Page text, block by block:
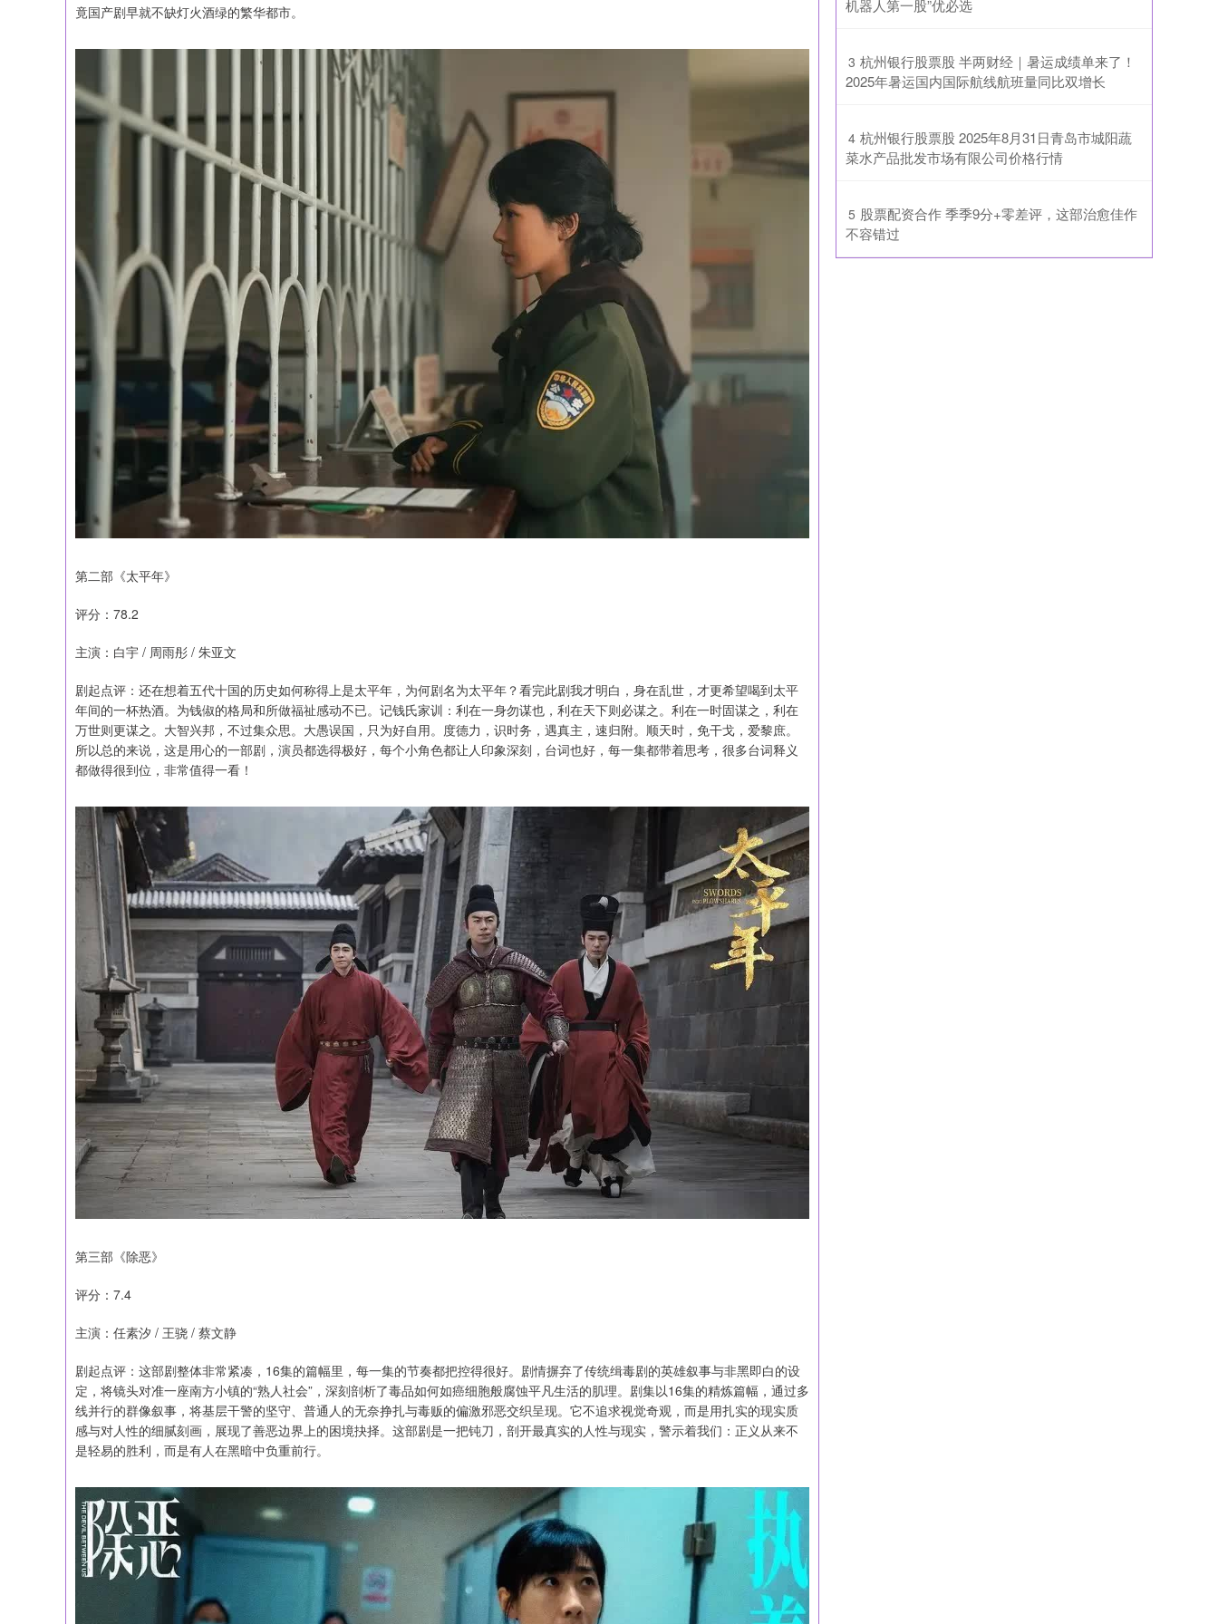
竟国产剧早就不缺灯火酒绿的繁华都市。
第二部《太平年》
评分：78.2
主演：白宇 / 周雨彤 / 朱亚文
剧起点评：还在想着五代十国的历史如何称得上是太平年，为何剧名为太平年？看完此剧我才明白，身在乱世，才更希望喝到太平
年间的一杯热酒。为钱俶的格局和所做福祉感动不已。记钱氏家训：利在一身勿谋也，利在天下则必谋之。利在一时固谋之，利在
万世则更谋之。大智兴邦，不过集众思。大愚误国，只为好自用。度德力，识时务，遇真主，速归附。顺天时，免干戈，爱黎庶。
所以总的来说，这是用心的一部剧，演员都选得极好，每个小角色都让人印象深刻，台词也好，每一集都带着思考，很多台词释义
都做得很到位，非常值得一看！
第三部《除恶》
评分：7.4
主演：任素汐 / 王骁 / 蔡文静
剧起点评：这部剧整体非常紧凑，16集的篇幅里，每一集的节奏都把控得很好。剧情摒弃了传统缉毒剧的英雄叙事与非黑即白的设
定，将镜头对准一座南方小镇的“熟人社会”，深刻剖析了毒品如何如癌细胞般腐蚀平凡生活的肌理。剧集以16集的精炼篇幅，通过多
线并行的群像叙事，将基层干警的坚守、普通人的无奈挣扎与毒贩的偏激邪恶交织呈现。它不追求视觉奇观，而是用扎实的现实质
感与对人性的细腻刻画，展现了善恶边界上的困境抉择。这部剧是一把钝刀，剖开最真实的人性与现实，警示着我们：正义从来不
是轻易的胜利，而是有人在黑暗中负重前行。
机器人第一股”优必选
3 ​杭州银行股票股 半两财经｜暑运成绩单来了！
2025年暑运国内国际航线航班量同比双增长
4 ​杭州银行股票股 2025年8月31日青岛市城阳蔬
菜水产品批发市场有限公司价格行情
5 ​股票配资合作 季季9分+零差评，这部治愈佳作
不容错过